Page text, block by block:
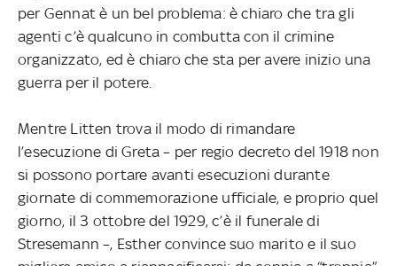
per Gennat è un bel problema: è chiaro che tra gli
agenti c’è qualcuno in combutta con il crimine
organizzato, ed è chiaro che sta per avere inizio una
guerra per il potere.
Mentre Litten trova il modo di rimandare
l’esecuzione di Greta – per regio decreto del 1918 non
si possono portare avanti esecuzioni durante
giornate di commemorazione ufficiale, e proprio quel
giorno, il 3 ottobre del 1929, c’è il funerale di
Stresemann –, Esther convince suo marito e il suo